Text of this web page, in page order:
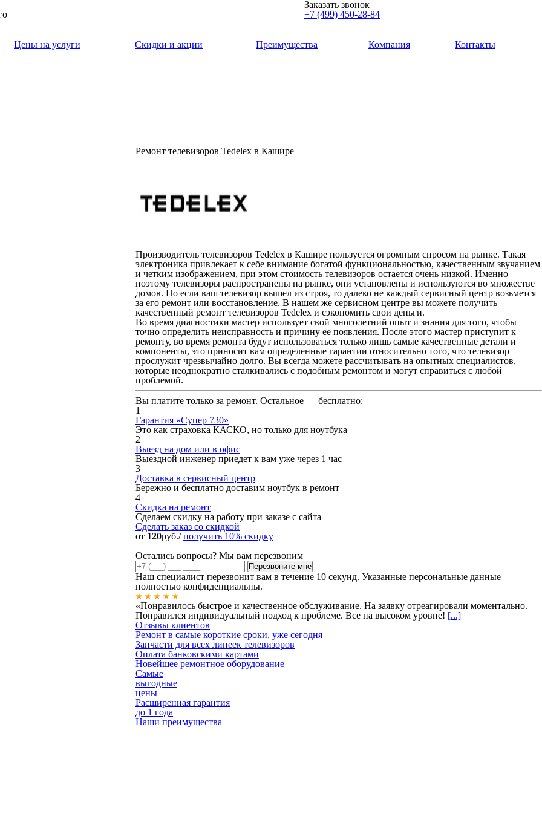
Заказать звонок
+7 (499) 450-28-84
Цены на услуги Скидки и акции Преимущества Компания Контакты
Ремонт телевизоров Tedelex в Кашире
Производитель телевизоров Tedelex в Кашире пользуется огромным спросом на рынке. Такая
электроника привлекает к себе внимание богатой функциональностью, качественным звучанием
и четким изображением, при этом стоимость телевизоров остается очень низкой. Именно
поэтому телевизоры распространены на рынке, они установлены и используются во множестве
домов. Но если ваш телевизор вышел из строя, то далеко не каждый сервисный центр возьмется
за его ремонт или восстановление. В нашем же сервисном центре вы можете получить
качественный ремонт телевизоров Tedelex и сэкономить свои деньги.
Во время диагностики мастер использует свой многолетний опыт и знания для того, чтобы
точно определить неисправность и причину ее появления. После этого мастер приступит к
ремонту, во время ремонта будут использоваться только лишь самые качественные детали и
компоненты, это приносит вам определенные гарантии относительно того, что телевизор
прослужит чрезвычайно долго. Вы всегда можете рассчитывать на опытных специалистов,
которые неоднократно сталкивались с подобным ремонтом и могут справиться с любой
проблемой.
Вы платите только за ремонт. Остальное — бесплатно:
1
Гарантия «Супер 730»
Это как страховка КАСКО, но только для ноутбука
2
Выезд на дом или в офис
Выездной инженер приедет к вам уже через 1 час
3
Доставка в сервисный центр
Бережно и бесплатно доставим ноутбук в ремонт
4
Скидка на ремонт
Сделаем скидку на работу при заказе с сайта
Сделать заказ со скидкой
от 120руб./получить 10% скидку
Остались вопросы? Мы вам перезвоним
Наш специалист перезвонит вам в течение 10 секунд. Указанные персональные данные
полностью конфиденциальны.
«Понравилось быстрое и качественное обслуживание. На заявку отреагировали моментально.
Понравился индивидуальный подход к проблеме. Все на высоком уровне! [...]
Отзывы клиентов
Ремонт в самые короткие сроки, уже сегодня
Запчасти для всех линеек телевизоров
Оплата банковскими картами
Новейшее ремонтное оборудование
Самые
выгодные
цены
Расширенная гарантия
до 1 года
Наши преимущества